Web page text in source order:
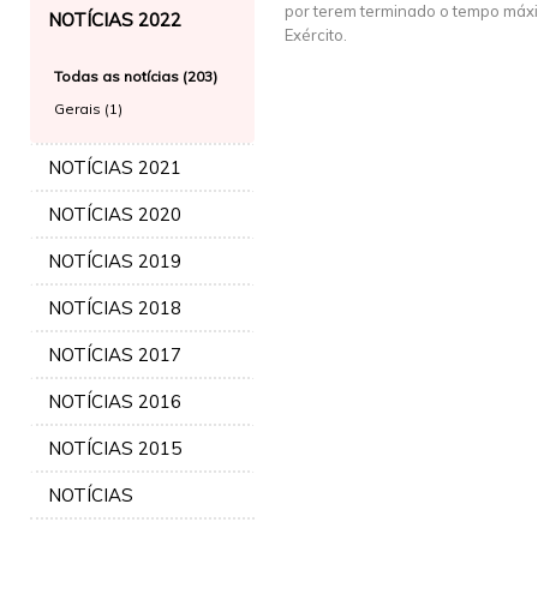
NOTÍCIAS 2022
Todas as notícias (203)
Gerais (1)
NOTÍCIAS 2021
NOTÍCIAS 2020
NOTÍCIAS 2019
NOTÍCIAS 2018
NOTÍCIAS 2017
NOTÍCIAS 2016
NOTÍCIAS 2015
NOTÍCIAS
por terem terminado o tempo
Exército.